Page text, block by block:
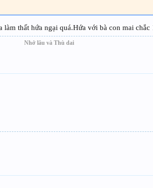
thất hứa ngại quá.Hứa với bà con mai
Nhớ lâu và Thù dai